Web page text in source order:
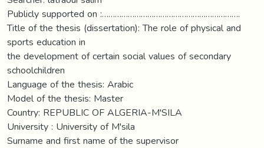
Publicly supported on :……………………………………………………….
Title of the thesis (dissertation): The role of physical and
sports education in
the development of certain social values of secondary
schoolchildren
Language of the thesis: Arabic
Model of the thesis: Master
Country: REPUBLIC OF ALGERIA-M'SILA
University : University of M'sila
Surname and first name of the supervisor